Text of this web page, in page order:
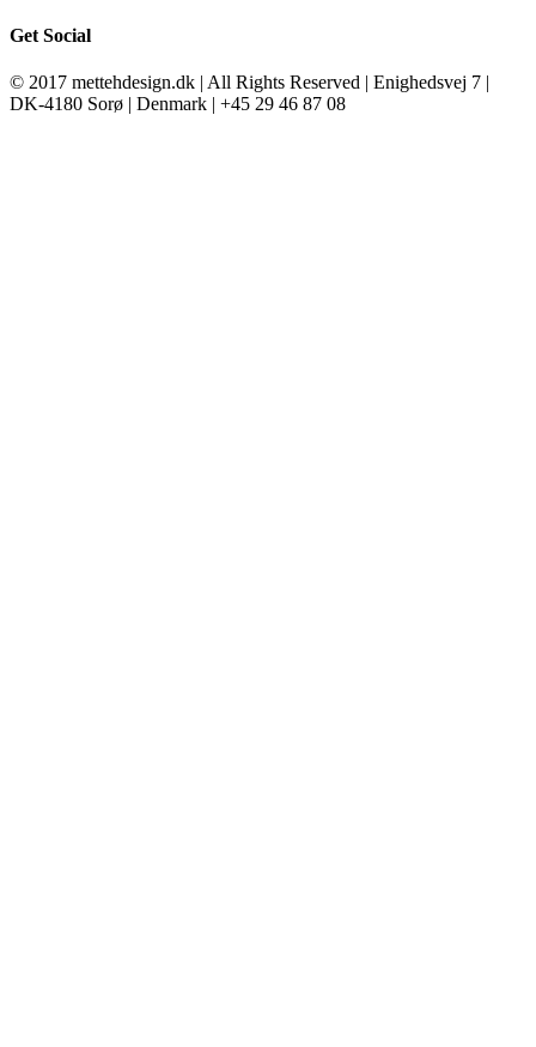
Get Social
© 2017 mettehdesign.dk | All Rights Reserved | Enighedsvej 7 |
DK-4180 Sorø | Denmark | +45 29 46 87 08